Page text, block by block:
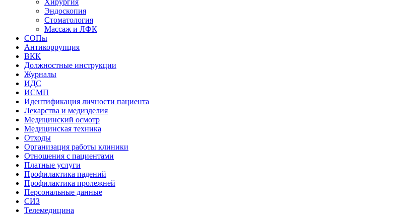
Хирургия
Эндоскопия
Стоматология
Массаж и ЛФК
СОПы
Антикоррупция
ВКК
Должностные инструкции
Журналы
ИДС
ИСМП
Идентификация личности пациента
Лекарства и медизделия
Медицинский осмотр
Медицинская техника
Отходы
Организация работы клиники
Отношения с пациентами
Платные услуги
Профилактика падений
Профилактика пролежней
Персональные данные
СИЗ
Телемедицина